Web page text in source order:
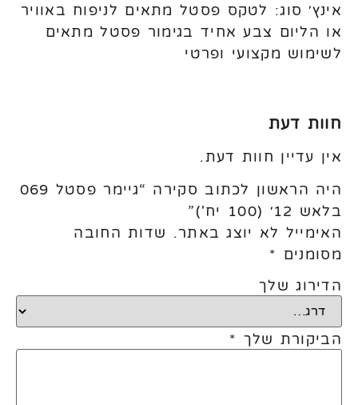
אינץ׳ סוג: לטקס פסטל מתאים לניפוח באוויר
או הליום צבע אחיד בגימור פסטל מתאים
לשימוש מקצועי ופרטי
חוות דעת
אין עדיין חוות דעת.
היה הראשון לכתוב סקירה “גיימר פסטל 069
בלאש 12׳ (100 יח')”
האימייל לא יוצג באתר. שדות החובה
מסומנים *
הדירוג שלך
הביקורת שלך *